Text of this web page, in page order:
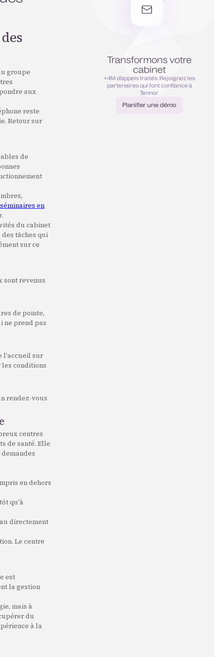
groupe
aux
reste
Retour sur
de
séminaires en
du cabinet
tâches qui
sur ce
sont revenus
de pointe,
ne prend pas
l'accueil sur
conditions
rendez-vous
centres
de santé. Elle
en dehors
qu'à
directement
Le centre
est
la gestion
mais à
du
à la
Transformons votre
cabinet
+4M d’appels traités. Rejoignez les
partenaires qui font confiance à
Tennor.
Planifier une démo